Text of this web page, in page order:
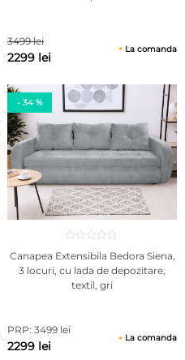
3499 lei
2299 lei
La comanda
- 34 %
Canapea Extensibila Bedora Siena,
3 locuri, cu lada de depozitare,
textil, gri
PRP: 3499 lei
2299 lei
La comanda